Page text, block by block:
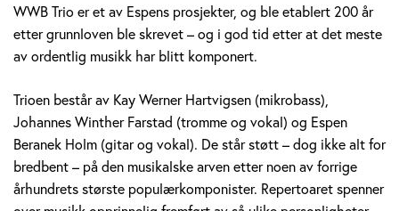
WWB Trio er et av Espens prosjekter, og ble etablert 200 år
etter grunnloven ble skrevet – og i god tid etter at det meste
av ordentlig musikk har blitt komponert.
Trioen består av Kay Werner Hartvigsen (mikrobass),
Johannes Winther Farstad (tromme og vokal) og Espen
Beranek Holm (gitar og vokal). De står støtt – dog ikke alt for
bredbent – på den musikalske arven etter noen av forrige
århundrets største populærkomponister. Repertoaret spenner